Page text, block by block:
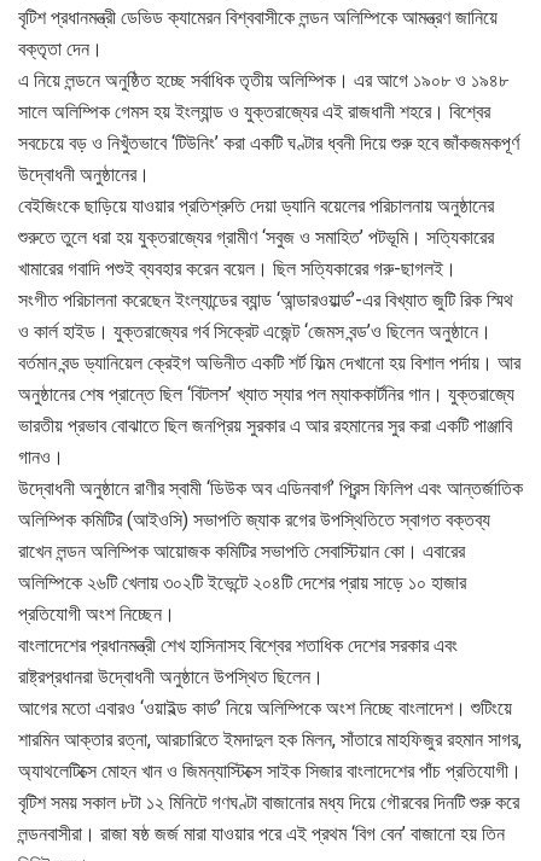
বৃটিশ প্রধানমন্ত্রী ডেভিড ক্যামেরন বিশ্ববাসীকে লন্ডন অলিম্পিকে আমন্ত্রণ জানিয়ে
বক্তৃতা দেন।
এ নিয়ে লন্ডনে অনুষ্ঠিত হচ্ছে সর্বাধিক তৃতীয় অলিম্পিক। এর আগে ১৯০৮ ও ১৯৪৮
সালে অলিম্পিক গেমস হয় ইংল্যান্ড ও যুক্তরাজ্যের এই রাজধানী শহরে। বিশ্বের
সবচেয়ে বড় ও নিখুঁতভাবে ‘টিউনিং’ করা একটি ঘণ্টার ধ্বনী দিয়ে শুরু হবে জাঁকজমকপূর্ণ
উদ্বোধনী অনুষ্ঠানের।
বেইজিংকে ছাড়িয়ে যাওয়ার প্রতিশ্রুতি দেয়া ড্যানি বয়েলের পরিচালনায় অনুষ্ঠানের
শুরুতে তুলে ধরা হয় যুক্তরাজ্যের গ্রামীণ ‘সবুজ ও সমাহিত’ পটভূমি। সত্যিকারের
খামারের গবাদি পশুই ব্যবহার করেন বয়েল। ছিল সত্যিকারের গরু-ছাগলই।
সংগীত পরিচালনা করেছেন ইংল্যান্ডের ব্যান্ড ‘আন্ডারওয়ার্ল্ড’-এর বিখ্যাত জুটি রিক স্মিথ
ও কার্ল হাইড। যুক্তরাজ্যের গর্ব সিক্রেট এজেন্ট ‘জেমস বন্ড’ও ছিলেন অনুষ্ঠানে।
বর্তমান বন্ড ড্যানিয়েল ক্রেইগ অভিনীত একটি শর্ট ফিল্ম দেখানো হয় বিশাল পর্দায়। আর
অনুষ্ঠানের শেষ প্রান্তে ছিল ‘বিটলস’ খ্যাত স্যার পল ম্যাককার্টনির গান। যুক্তরাজ্যে
ভারতীয় প্রভাব বোঝাতে ছিল জনপ্রিয় সুরকার এ আর রহমানের সুর করা একটি পাঞ্জাবি
গানও।
উদ্বোধনী অনুষ্ঠানে রাণীর স্বামী ‘ডিউক অব এডিনবার্গ’ প্রিন্স ফিলিপ এবং আন্তর্জাতিক
অলিম্পিক কমিটির (আইওসি) সভাপতি জ্যাক রগের উপস্থিতিতে স্বাগত বক্তব্য
রাখেন লন্ডন অলিম্পিক আয়োজক কমিটির সভাপতি সেবাস্টিয়ান কো। এবারের
অলিম্পিকে ২৬টি খেলায় ৩০২টি ইভেন্টে ২০৪টি দেশের প্রায় সাড়ে ১০ হাজার
প্রতিযোগী অংশ নিচ্ছেন।
বাংলাদেশের প্রধানমন্ত্রী শেখ হাসিনাসহ বিশ্বের শতাধিক দেশের সরকার এবং
রাষ্ট্রপ্রধানরা উদ্বোধনী অনুষ্ঠানে উপস্থিত ছিলেন।
আগের মতো এবারও ‘ওয়াইল্ড কার্ড’ নিয়ে অলিম্পিকে অংশ নিচ্ছে বাংলাদেশ। শুটিংয়ে
শারমিন আক্তার রত্না, আরচারিতে ইমদাদুল হক মিলন, সাঁতারে মাহফিজুর রহমান সাগর,
অ্যাথলেটিক্সে মোহন খান ও জিমন্যাস্টিক্সে সাইক সিজার বাংলাদেশের পাঁচ প্রতিযোগী।
বৃটিশ সময় সকাল ৮টা ১২ মিনিটে গণঘণ্টা বাজানোর মধ্য দিয়ে গৌরবের দিনটি শুরু করে
লন্ডনবাসীরা। রাজা ষষ্ঠ জর্জ মারা যাওয়ার পরে এই প্রথম ‘বিগ বেন’ বাজানো হয় তিন